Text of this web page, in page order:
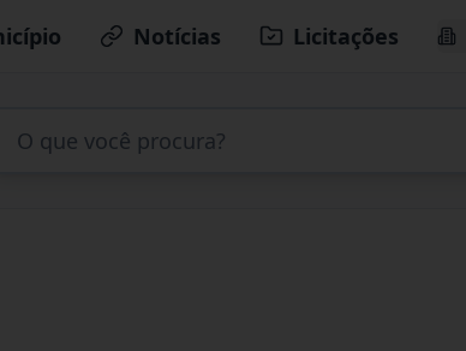
Notícias Licitações